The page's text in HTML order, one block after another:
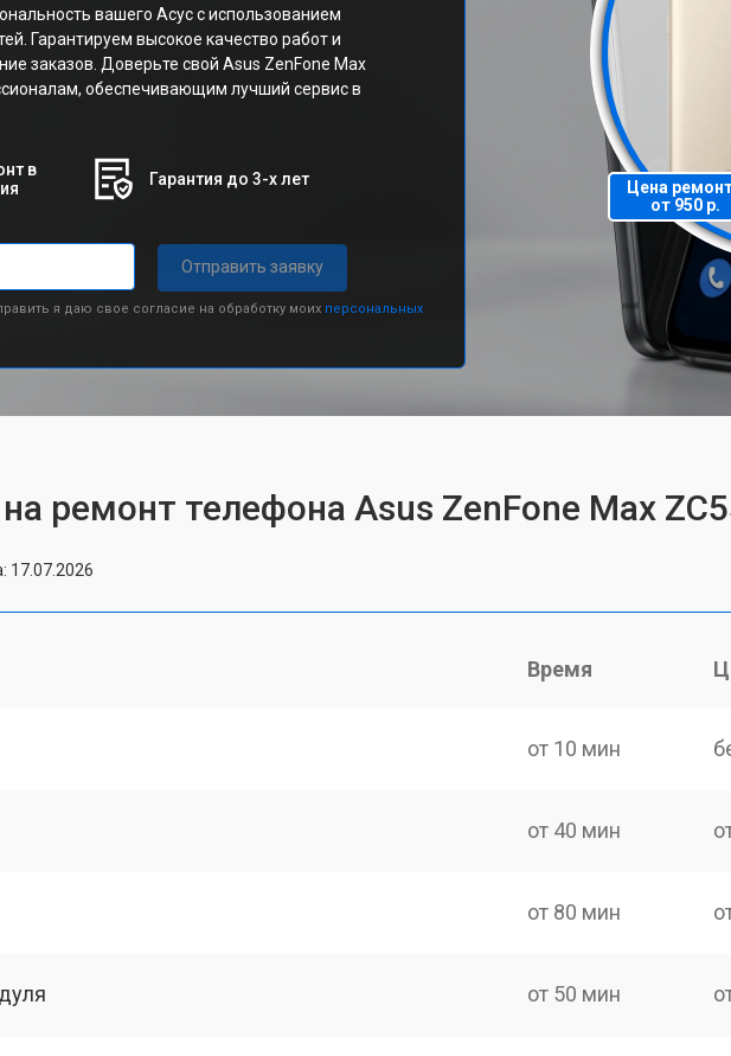
вашего Асус с использованием
Гарантируем высокое качество работ и
заказов. Доверьте свой Asus ZenFone Max
обеспечивающим лучший сервис в
в
Гарантия до 3-х лет
Отправить заявку
я даю свое согласие на обработку моих персональных
Цена
от 950 р.
ремонт телефона Asus ZenFone Max
17.07.2026
Время
от 10 мин
от 40 мин
от 80 мин
от 50 мин